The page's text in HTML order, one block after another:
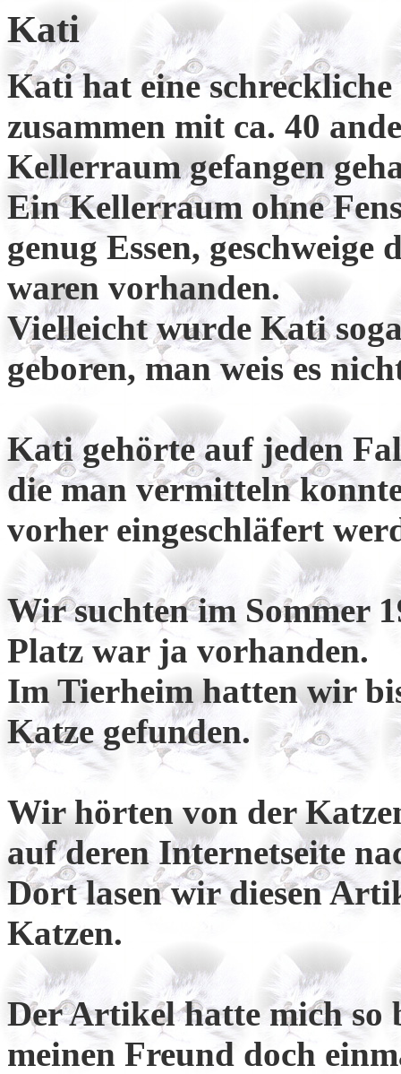
Kati
Kati hat eine
zusammen mit ca. 40
Kellerraum gefangen
Ein Kellerraum ohne
genug Essen,
waren vorhanden.
Vielleicht wurde Kati
geboren, man weis es
Kati gehörte auf jeden
die man vermitteln
vorher eingeschläfert
Wir suchten im Sommer
Platz war ja vorhanden.
Im Tierheim hatten wir
Katze gefunden.
Wir hörten von der
auf deren Internetseite
Dort lasen wir diesen
Katzen.
Der Artikel hatte mich so
meinen Freund doch